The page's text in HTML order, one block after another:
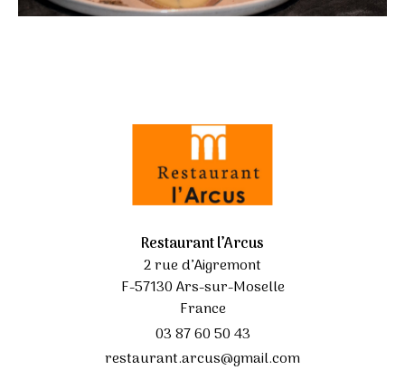
Restaurant l’Arcus
2 rue d’Aigremont
F-57130 Ars-sur-Moselle
France
03 87 60 50 43
restaurant.arcus@gmail.com